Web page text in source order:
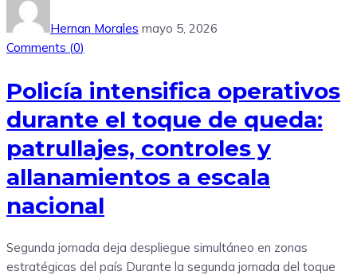
Hernan Morales mayo 5, 2026
Comments (0)
Policía intensifica operativos
durante el toque de queda:
patrullajes, controles y
allanamientos a escala
nacional
Segunda jornada deja despliegue simultáneo en zonas
estratégicas del país Durante la segunda jornada del toque